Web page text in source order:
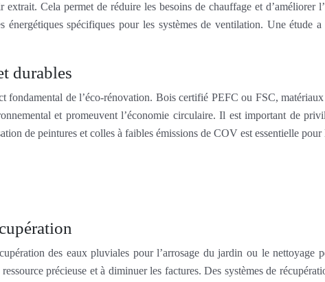
Cela permet de réduire les besoins de chauffage et d’améliorer
énergétiques spécifiques pour les systèmes de ventilation. Une
durables
de l’éco-rénovation. Bois certifié PEFC ou FSC,
et promeuvent l’économie circulaire. Il est important de
de peintures et colles à faibles émissions de COV est essentielle pour
des eaux pluviales pour l’arrosage du jardin ou le nettoyage
précieuse et à diminuer les factures. Des systèmes de